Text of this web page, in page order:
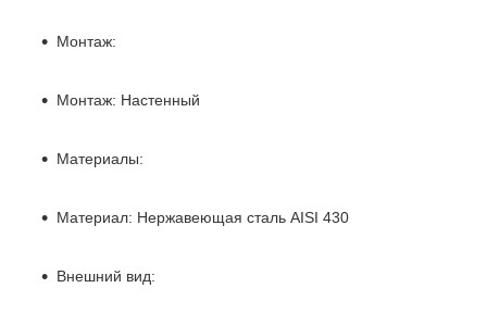
Монтаж:
Монтаж: Настенный
Материалы:
Материал: Нержавеющая сталь AISI 430
Внешний вид: